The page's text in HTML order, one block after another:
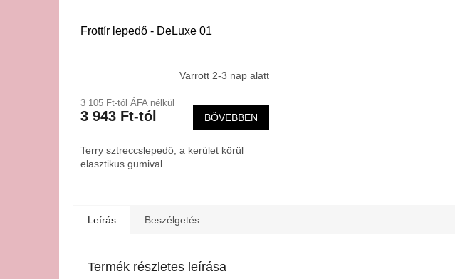
Frottír lepedő - DeLuxe 01
Varrott 2-3 nap alatt
3 105 Ft-tól ÁFA nélkül
3 943 Ft-tól BŐVEBBEN
Terry sztreccslepedő, a kerület körül
elasztikus gumival.
Leírás Beszélgetés
Termék részletes leírása